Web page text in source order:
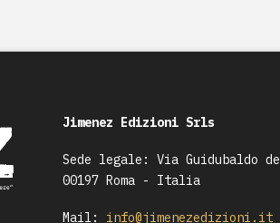
Jimenez Edizioni Srls
Sede legale: Via Guidubaldo
00197 Roma - Italia
Mail: info@jimenezedizioni.it